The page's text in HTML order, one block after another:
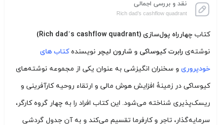
نقد و بررسی اجمالی
Rich dad’s cashflow quadrant
کتاب چهارراه پول‌سازی (Rich dad’s cashflow quadrant)
نوشته‌ی رابرت کیوساکی و شارون لیچر نویسندهکتاب های
خودپروری و سخنران انگیزشی به عنوان یکی از مجموعه نوشته‌های
کیوساکی در زمینهٔ افزایش هوش مالی و ارتقاء روحیه کارآفرینی و
ریسک‌پذیری شناخته می‌شود. این کتاب افراد را به چهار گروه کارگر،
سرمایه‌گذار، تاجر و کارفرما تقسیم می‌کند و به آن جدول گردشی